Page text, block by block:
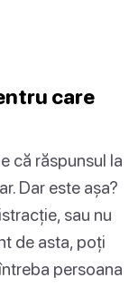
care
că răspunsul la
Dar este așa?
sau nu
de asta, poți
persoana